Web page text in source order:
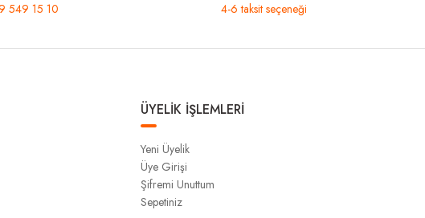
549 15 10
4-6 taksit seçeneği
ÜYELİK İŞLEMLERİ
Yeni Üyelik
Üye Girişi
Şifremi Unuttum
Sepetiniz